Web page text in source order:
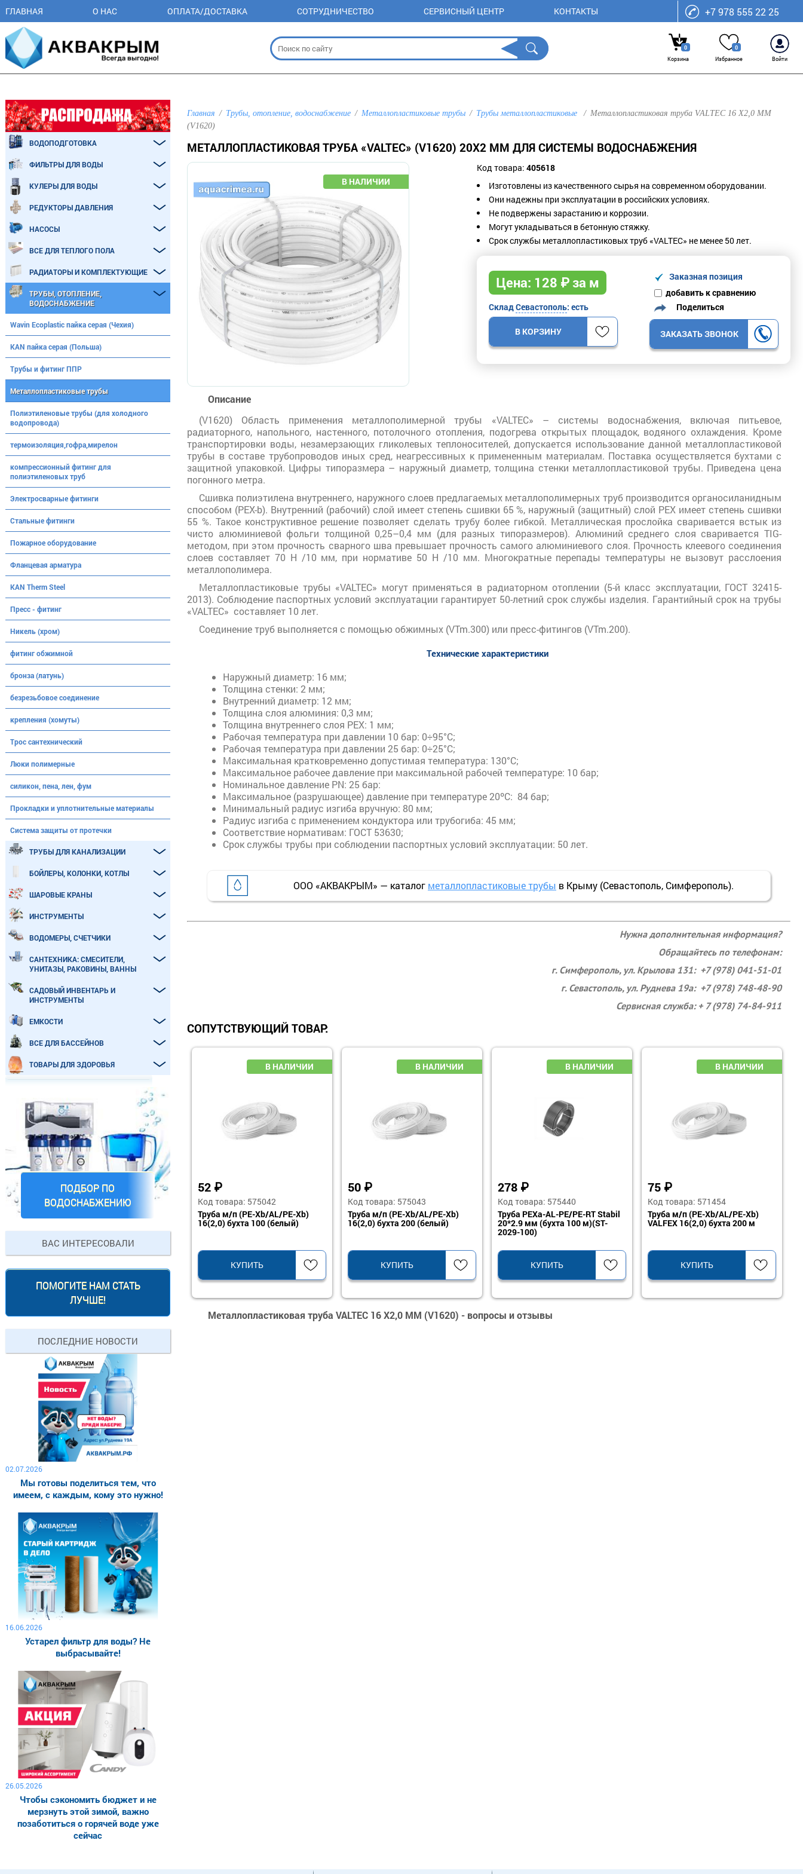
ГЛАВНАЯ О НАС ОПЛАТА/ДОСТАВКА СОТРУДНИЧЕСТВО СЕРВИСНЫЙ ЦЕНТР КОНТАКТЫ +7 978 555 22 25
0
Корзина
0
Избранное
Войти
Главная Трубы, отопление, водоснабжение Металлопластиковые трубы Трубы металлопластиковые
Металлопластиковая труба VALTEC 16 Х2,0 ММ
(V1620)
МЕТАЛЛОПЛАСТИКОВАЯ ТРУБА «VALTEC» (V1620) 20Х2 ММ ДЛЯ СИСТЕМЫ ВОДОСНАБЖЕНИЯ
Код товара: 405618
Изготовлены из качественного сырья на современном оборудовании.
Они надежны при эксплуатации в российских условиях.
Не подвержены зарастанию и коррозии.
Могут укладываться в бетонную стяжку.
Срок службы металлопластиковых труб «VALTEC» не менее 50 лет.
Цена: 128 ₽ за м
Заказная позиция
добавить к сравнению
СкладСевастополь: есть
В КОРЗИНУ
Поделиться
ЗАКАЗАТЬ ЗВОНОК
Описание
(V1620) Область применения металлополимерной трубы «VALTEC» – системы водоснабжения, включая питьевое,
радиаторного, напольного, настенного, потолочного отопления, подогрева открытых площадок, водяного охлаждения. Кроме
транспортировки воды, незамерзающих гликолевых теплоносителей, допускается использование данной металлопластиковой
трубы в составе трубопроводов иных сред, неагрессивных к примененным материалам. Поставка осуществляется бухтами с
защитной упаковкой. Цифры типоразмера – наружный диаметр, толщина стенки металлопластиковой трубы. Приведена цена
погонного метра.
Сшивка полиэтилена внутреннего, наружного слоев предлагаемых металлополимерных труб производится органосиланидным
способом (PEX-b). Внутренний (рабочий) слой имеет степень сшивки 65 %, наружный (защитный) слой PEX имеет степень сшивки
55 %. Такое конструктивное решение позволяет сделать трубу более гибкой. Металлическая прослойка сваривается встык из
чисто алюминиевой фольги толщиной 0,25–0,4 мм (для разных типоразмеров). Алюминий среднего слоя сваривается TIG-
методом, при этом прочность сварного шва превышает прочность самого алюминиевого слоя. Прочность клеевого соединения
слоев составляет 70 Н /10 мм, при нормативе 50 Н /10 мм. Многократные перепады температуры не вызовут расслоения
металлополимера.
Металлопластиковые трубы «VALTEC» могут применяться в радиаторном отоплении (5-й класс эксплуатации, ГОСТ 32415-
2013). Соблюдение паспортных условий эксплуатации гарантирует 50-летний срок службы изделия. Гарантийный срок на трубы
«VALTEC» составляет 10 лет.
Соединение труб выполняется с помощью обжимных (VTm.300) или пресс-фитингов (VTm.200).
Технические характеристики
Наружный диаметр: 16 мм;
Толщина стенки: 2 мм;
Внутренний диаметр: 12 мм;
Толщина слоя алюминия: 0,3 мм;
Толщина внутреннего слоя PEX: 1 мм;
Рабочая температура при давлении 10 бар: 0÷95°С;
Рабочая температура при давлении 25 бар: 0÷25°С;
Максимальная кратковременно допустимая температура: 130°С;
Максимальное рабочее давление при максимальной рабочей температуре: 10 бар;
Номинальное давление PN: 25 бар:
Максимальное (разрушающее) давление при температуре 20ºС: 84 бар;
Минимальный радиус изгиба вручную: 80 мм;
Радиус изгиба с применением кондуктора или трубогиба: 45 мм;
Соответствие нормативам: ГОСТ 53630;
Срок службы трубы при соблюдении паспортных условий эксплуатации: 50 лет.
ООО «АКВАКРЫМ» — каталог металлопластиковые трубы в Крыму (Севастополь, Симферополь).
Нужна дополнительная информация?
Обращайтесь по телефонам:
г. Симферополь, ул. Крылова 131: +7 (978) 041-51-01
г. Севастополь, ул. Руднева 19а: +7 (978) 748-48-90
Сервисная служба: + 7 (978) 74-84-911
СОПУТСТВУЮЩИЙ ТОВАР:
52 ₽
Код товара: 575042
Труба м/п (PE-Xb/AL/PE-Xb)
16(2,0) бухта 100 (белый)
КУПИТЬ
50 ₽
Код товара: 575043
Труба м/п (PE-Xb/AL/PE-Xb)
16(2,0) бухта 200 (белый)
КУПИТЬ
278 ₽
Код товара: 575440
Труба PEXa-AL-PE/PE-RT Stabil
20*2.9 мм (бухта 100 м)(ST-
2029-100)
КУПИТЬ
75 ₽
Код товара: 571454
Труба м/п (PE-Xb/AL/PE-Xb)
VALFEX 16(2,0) бухта 200 м
КУПИТЬ
Металлопластиковая труба VALTEC 16 Х2,0 ММ (V1620) - вопросы и отзывы
ВОДОПОДГОТОВКА
ФИЛЬТРЫ ДЛЯ ВОДЫ
КУЛЕРЫ ДЛЯ ВОДЫ
РЕДУКТОРЫ ДАВЛЕНИЯ
НАСОСЫ
ВСЕ ДЛЯ ТЕПЛОГО ПОЛА
РАДИАТОРЫ И КОМПЛЕКТУЮЩИЕ
ТРУБЫ, ОТОПЛЕНИЕ,
ВОДОСНАБЖЕНИЕ
Wavin Ecoplastic пайка серая (Чехия)
KAN пайка серая (Польша)
Трубы и фитинг ППР
Металлопластиковые трубы
Полиэтиленовые трубы (для холодного
водопровода)
термоизоляция,гофра,мирелон
компрессионный фитинг для
полиэтиленовых труб
Электросварные фитинги
Стальные фитинги
Пожарное оборудование
Фланцевая арматура
KAN Therm Steel
Пресс - фитинг
Никель (хром)
фитинг обжимной
бронза (латунь)
безрезьбовое соединение
крепления (хомуты)
Трос сантехнический
Люки полимерные
силикон, пена, лен, фум
Прокладки и уплотнительные материалы
Система защиты от протечки
ТРУБЫ ДЛЯ КАНАЛИЗАЦИИ
БОЙЛЕРЫ, КОЛОНКИ, КОТЛЫ
ШАРОВЫЕ КРАНЫ
ИНСТРУМЕНТЫ
ВОДОМЕРЫ, СЧЕТЧИКИ
САНТЕХНИКА: СМЕСИТЕЛИ,
УНИТАЗЫ, РАКОВИНЫ, ВАННЫ
САДОВЫЙ ИНВЕНТАРЬ И
ИНСТРУМЕНТЫ
ЕМКОСТИ
ВСЕ ДЛЯ БАССЕЙНОВ
ТОВАРЫ ДЛЯ ЗДОРОВЬЯ
ПОДБОР ПО
ВОДОСНАБЖЕНИЮ
ВАС ИНТЕРЕСОВАЛИ
ПОМОГИТЕ НАМ СТАТЬ
ЛУЧШЕ!
ПОСЛЕДНИЕ НОВОСТИ
02.07.2026
Мы готовы поделиться тем, что
имеем, с каждым, кому это нужно!
16.06.2026
Устарел фильтр для воды? Не
выбрасывайте!
26.05.2026
Чтобы сэкономить бюджет и не
мерзнуть этой зимой, важно
позаботиться о горячей воде уже
сейчас